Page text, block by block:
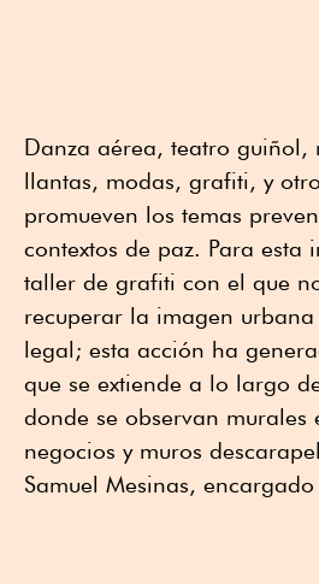
Danza aérea, teatro guiñol,
llantas, modas, grafiti, y
promueven los temas
contextos de paz. Para esta
taller de grafiti con el que
recuperar la imagen
legal; esta acción ha
que se extiende a lo largo
donde se observan murales
negocios y muros
Samuel Mesinas,